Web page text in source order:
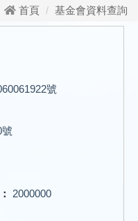
首頁 基金會資料查詢
號
2000000